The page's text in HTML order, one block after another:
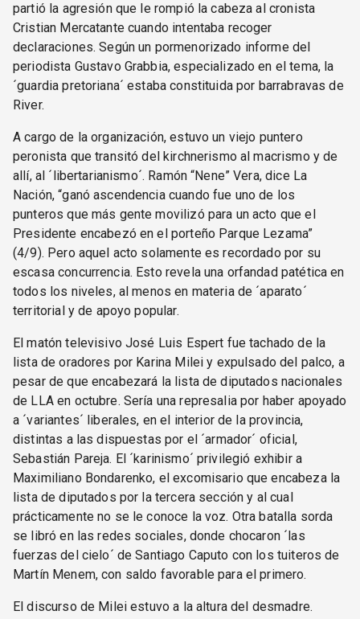
partió la agresión que le rompió la cabeza al cronista
Cristian Mercatante cuando intentaba recoger
declaraciones. Según un pormenorizado informe del
periodista Gustavo Grabbia, especializado en el tema, la
´guardia pretoriana´ estaba constituida por barrabravas de
River.
A cargo de la organización, estuvo un viejo puntero
peronista que transitó del kirchnerismo al macrismo y de
allí, al ´libertarianismo´. Ramón “Nene” Vera, dice La
Nación, “ganó ascendencia cuando fue uno de los
punteros que más gente movilizó para un acto que el
Presidente encabezó en el porteño Parque Lezama”
(4/9). Pero aquel acto solamente es recordado por su
escasa concurrencia. Esto revela una orfandad patética en
todos los niveles, al menos en materia de ´aparato´
territorial y de apoyo popular.
El matón televisivo José Luis Espert fue tachado de la
lista de oradores por Karina Milei y expulsado del palco, a
pesar de que encabezará la lista de diputados nacionales
de LLA en octubre. Sería una represalia por haber apoyado
a ´variantes´ liberales, en el interior de la provincia,
distintas a las dispuestas por el ´armador´ oficial,
Sebastián Pareja. El ´karinismo´ privilegió exhibir a
Maximiliano Bondarenko, el excomisario que encabeza la
lista de diputados por la tercera sección y al cual
prácticamente no se le conoce la voz. Otra batalla sorda
se libró en las redes sociales, donde chocaron ´las
fuerzas del cielo´ de Santiago Caputo con los tuiteros de
Martín Menem, con saldo favorable para el primero.
El discurso de Milei estuvo a la altura del desmadre.